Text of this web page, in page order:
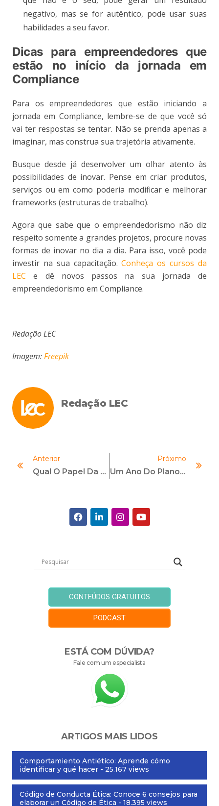
negativo, mas se for autêntico, pode usar suas
habilidades a seu favor.
Dicas para empreendedores que
estão no início da jornada em
Compliance
Para os empreendedores que estão iniciando a
jornada em Compliance, lembre-se de que você só
vai ter respostas se tentar. Não se prenda apenas a
imaginar, mas construa sua trajetória ativamente.
Busque desde já desenvolver um olhar atento às
possibilidades de inovar. Pense em criar produtos,
serviços ou em como poderia modificar e melhorar
frameworks (estruturas de trabalho).
Agora que sabe que o empreendedorismo não diz
respeito somente a grandes projetos, procure novas
formas de inovar no dia a dia. Para isso, você pode
investir na sua capacitação.Conheça os cursos da
LEC e dê novos passos na sua jornada de
empreendedorismo em Compliance.
Redação LEC
Imagem:Freepik
Redação LEC
Anterior
Qual O Papel Da Diversidade E Inclusão Em Compliance?
Próximo
Um Ano Do Plano Anticorrupção Do Governo Federal: Quais Foram As Principais Ações Implementadas E O Que Esperar De 2022?
CONTEÚDOS GRATUITOS
PODCAST
ESTÁ COM DÚVIDA?
Fale com um especialista
ARTIGOS MAIS LIDOS
Comportamiento Antiético: Aprende cómo
identificar y qué hacer - 25.167 views
Código de Conducta Ética: Conoce 6 consejos para
elaborar un Código de Ética - 18.395 views